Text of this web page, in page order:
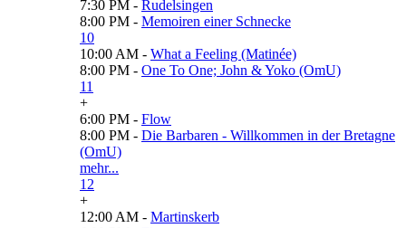
7:30 PM - Rudelsingen
8:00 PM - Memoiren einer Schnecke
10
10:00 AM - What a Feeling (Matinée)
8:00 PM - One To One; John & Yoko (OmU)
11
+
6:00 PM - Flow
8:00 PM - Die Barbaren - Willkommen in der Bretagne
(OmU)
mehr...
12
+
12:00 AM - Martinskerb